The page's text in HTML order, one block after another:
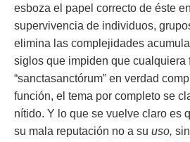
esboza el papel correcto de éste
supervivencia de individuos,
elimina las complejidades
siglos que impiden que cualquiera
“sanctasanctórum” en verdad
función, el tema por completo se
nítido. Y lo que se vuelve claro es
su mala reputación no a su uso,